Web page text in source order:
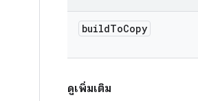
buildToCopy
ดูเพิ่มเติม